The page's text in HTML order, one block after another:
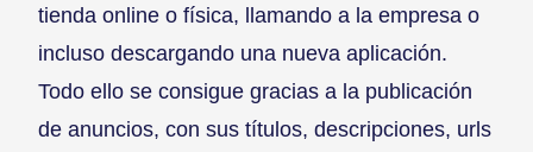
tienda online o física, llamando a la empresa o
incluso descargando una nueva aplicación.
Todo ello se consigue gracias a la publicación
de anuncios, con sus títulos, descripciones, urls